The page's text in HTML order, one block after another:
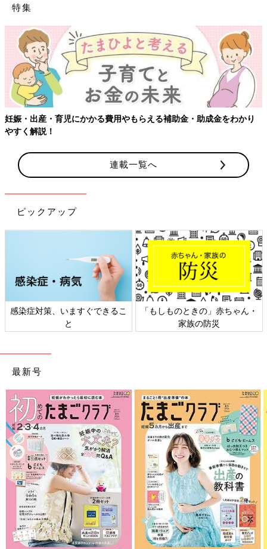
特集
妊娠・出産・育児にかかる費用やもらえる補助金・助成金をわかり
やすく解説！
連載一覧へ
ピックアップ
感染症対策、いますぐできるこ
と
「もしものときの」赤ちゃん・
家族の防災
最新号